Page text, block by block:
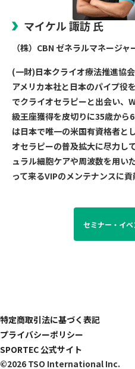
マイケル 諏訪 氏
（株）CBN ゼネラルマネージャ
(一財)日本クライオ療法推進協
アメリカ本社と日本のパイプ役
でクライオセラピーと出会い、
級王座獲得を皮切りに35歳から
は日本で唯一の米国有資格者と
オセラピーの普及拡大に尽力し
ュラル細胞ケアや周波数を用い
って来るVIPのメンテナンスに貢
セミナー・イ
特定商取引法に基づく表記
プライバシーポリシー
SPORTEC 公式サイト
©2026 TSO International Inc.